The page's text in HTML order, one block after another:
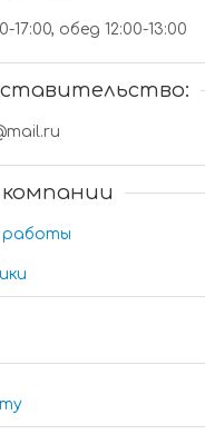
17:00, обед 12:00-13:00
работы